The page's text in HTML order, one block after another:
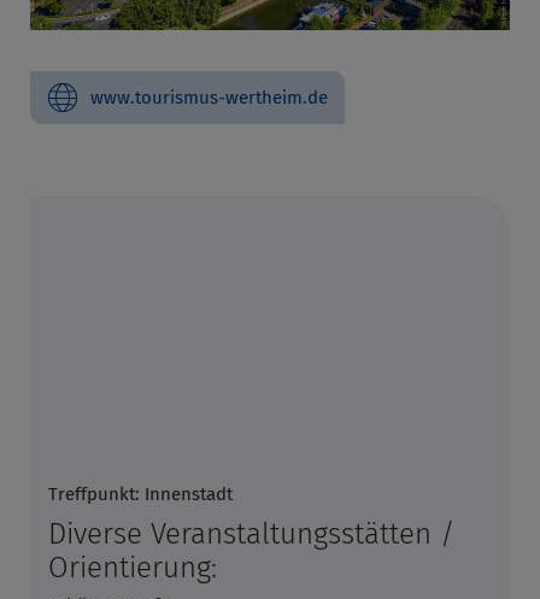
www.tourismus-wertheim.de
Treffpunkt: Innenstadt
Diverse Veranstaltungsstätten /
Orientierung: